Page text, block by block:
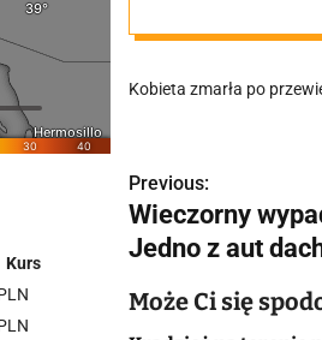
Kobieta zmarła po
N
a
w
i
Previous:
Wieczorny
Jedno z aut
Może Ci się
Kurs